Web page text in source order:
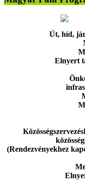
Út, híd,
Elnyert
(Rendezvényekhez